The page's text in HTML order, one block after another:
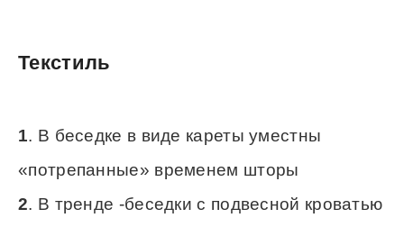
Текстиль
1. В беседке в виде кареты уместны
«потрепанные» временем шторы
2. В тренде -беседки с подвесной кроватью